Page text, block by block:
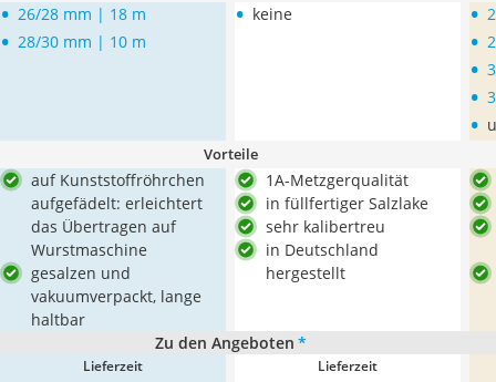
• 26/28 mm | 18 m
• 28/30 mm | 10 m
• keine •
•
•
•
•
Vorteile
auf Kunststoffröhrchen
aufgefädelt: erleichtert
das Übertragen auf
Wurstmaschine
gesalzen und
vakuumverpackt, lange
haltbar
1A-Metzgerqualität
in füllfertiger Salzlake
sehr kalibertreu
in Deutschland
hergestellt
Zu den Angeboten *
Lieferzeit Lieferzeit